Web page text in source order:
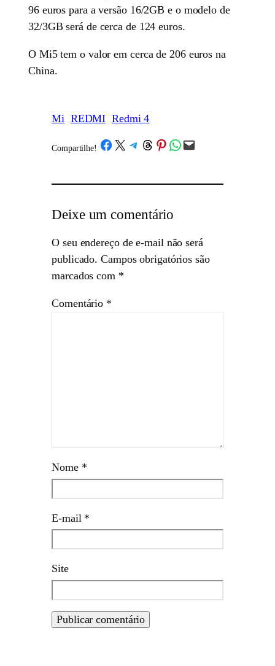
96 euros para a versão 16/2GB e o modelo de
32/3GB será de cerca de 124 euros.
O Mi5 tem o valor em cerca de 206 euros na
China.
Mi REDMI Redmi 4
Compartilhe! /Share on Facebook
Share on X Share on Telegram
Share on Threads
Share on Pinterest
Share on WhatsApp
Email this Page
Deixe um comentário
O seu endereço de e-mail não será
publicado. Campos obrigatórios são
marcados com *
Comentário *
Nome *
E-mail *
Site